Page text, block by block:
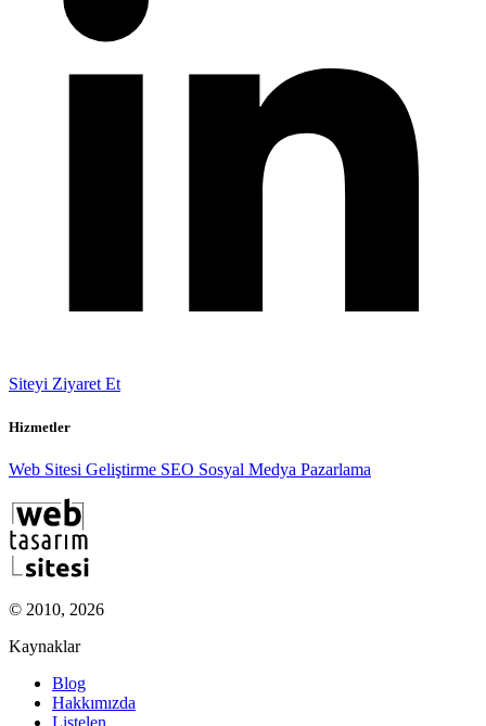
Siteyi Ziyaret Et
Hizmetler
Web Sitesi Geliştirme SEO Sosyal Medya Pazarlama
© 2010, 2026
Kaynaklar
Blog
Hakkımızda
Listelen